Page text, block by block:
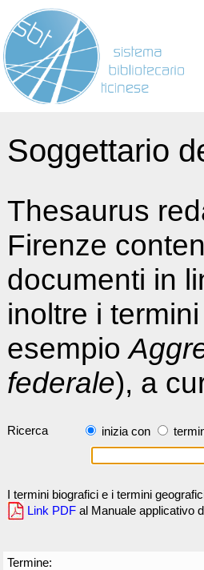
Soggettario
Thesaurus
Firenze
documenti in
inoltre i
esempio
federale), a
Ricerca inizia con
I termini biografici e i termini
Link PDF al Manuale applicativo
Termine: